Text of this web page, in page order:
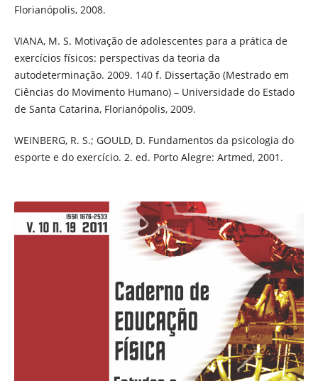
Florianópolis, 2008.
VIANA, M. S. Motivação de adolescentes para a prática de
exercícios físicos: perspectivas da teoria da
autodeterminação. 2009. 140 f. Dissertação (Mestrado em
Ciências do Movimento Humano) – Universidade do Estado
de Santa Catarina, Florianópolis, 2009.
WEINBERG, R. S.; GOULD, D. Fundamentos da psicologia do
esporte e do exercício. 2. ed. Porto Alegre: Artmed, 2001.